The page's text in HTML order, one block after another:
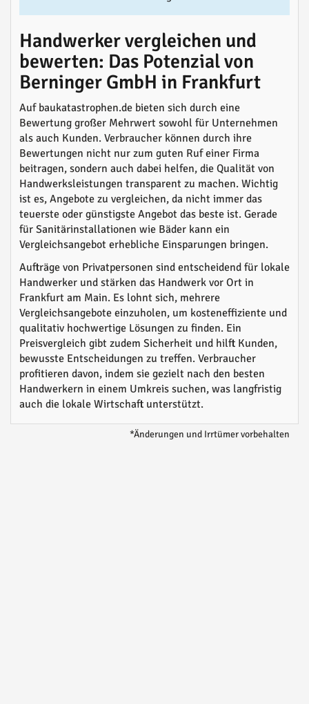
Handwerker vergleichen und
bewerten: Das Potenzial von
Berninger GmbH in Frankfurt
Auf baukatastrophen.de bieten sich durch eine
Bewertung großer Mehrwert sowohl für Unternehmen
als auch Kunden. Verbraucher können durch ihre
Bewertungen nicht nur zum guten Ruf einer Firma
beitragen, sondern auch dabei helfen, die Qualität von
Handwerksleistungen transparent zu machen. Wichtig
ist es, Angebote zu vergleichen, da nicht immer das
teuerste oder günstigste Angebot das beste ist. Gerade
für Sanitärinstallationen wie Bäder kann ein
Vergleichsangebot erhebliche Einsparungen bringen.
Aufträge von Privatpersonen sind entscheidend für lokale
Handwerker und stärken das Handwerk vor Ort in
Frankfurt am Main. Es lohnt sich, mehrere
Vergleichsangebote einzuholen, um kosteneffiziente und
qualitativ hochwertige Lösungen zu finden. Ein
Preisvergleich gibt zudem Sicherheit und hilft Kunden,
bewusste Entscheidungen zu treffen. Verbraucher
profitieren davon, indem sie gezielt nach den besten
Handwerkern in einem Umkreis suchen, was langfristig
auch die lokale Wirtschaft unterstützt.
*Änderungen und Irrtümer vorbehalten